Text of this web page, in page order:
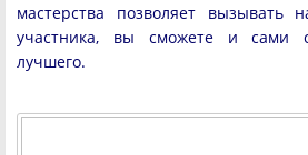
мастерства позволяет вызывать
участника, вы сможете и сами
лучшего.